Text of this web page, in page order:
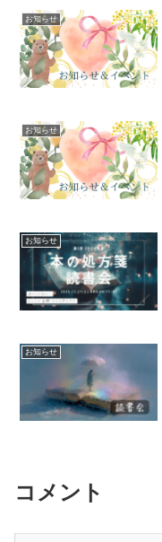
お知らせ
お知らせ
お知らせ
お知らせ
コメント